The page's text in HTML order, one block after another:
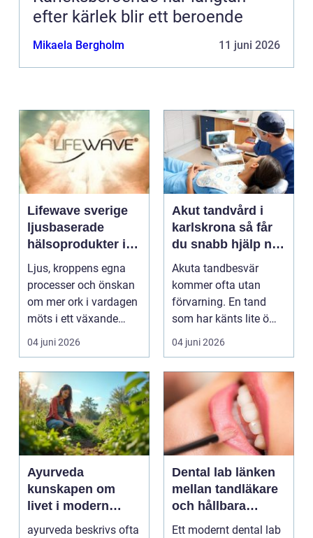
efter kärlek blir ett beroende
Mikaela Bergholm 11 juni 2026
Lifewave sverige
ljusbaserade
hälsoprodukter i
fokus
Ljus, kroppens egna
processer och önskan
om mer ork i vardagen
möts i ett växande
intresse för fotot...
04 juni 2026
Akut tandvård i
karlskrona så får
du snabb hjälp när
tanden krisar
Akuta tandbesvär
kommer ofta utan
förvarning. En tand
som har känts lite öm
kan plötsligt göra så
on...
04 juni 2026
Ayurveda
kunskapen om
livet i modern
vardag
ayurveda beskrivs ofta
Dental lab länken
mellan tandläkare
och hållbara
leenden
Ett modernt dental lab